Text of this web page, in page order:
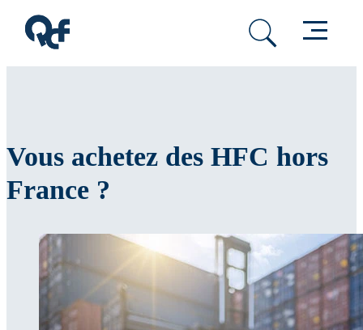
Passer au contenu principal
Passer au pied de page Menu
Vous achetez des HFC hors
France ?